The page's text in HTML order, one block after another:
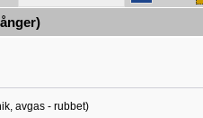
avgas - rubbet)